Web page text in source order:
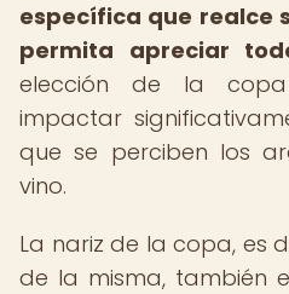
específica que realce
permita apreciar
elección de la
impactar
que se perciben los
vino.
La nariz de la copa, es
de la misma, también